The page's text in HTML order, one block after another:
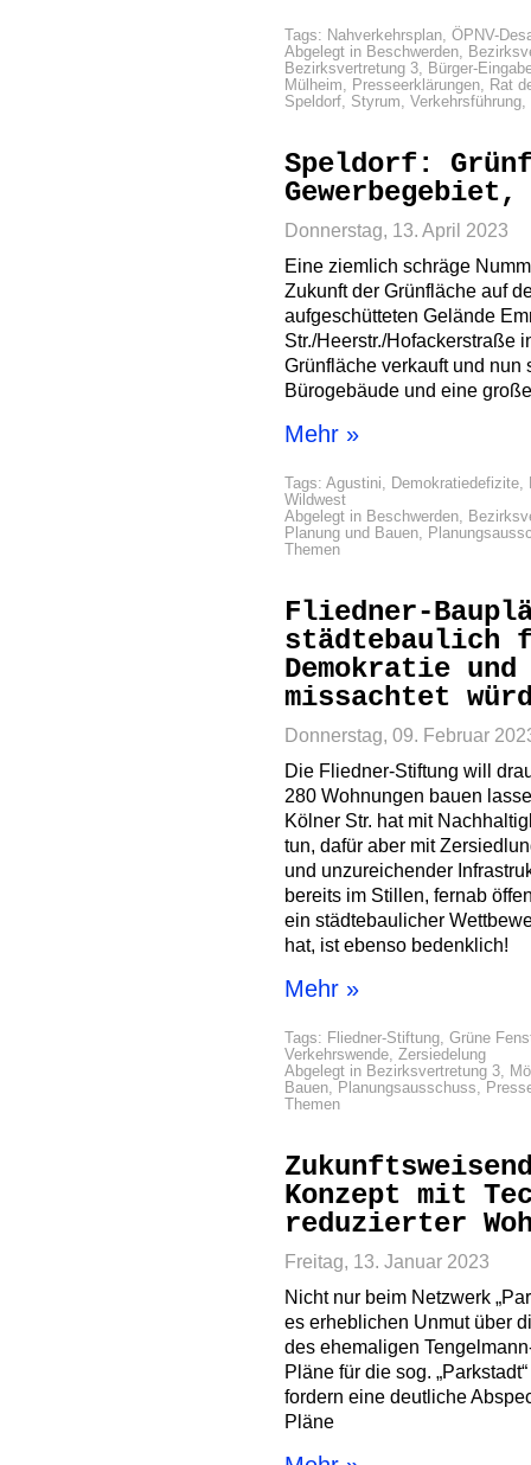
Tags: Nahverkehrsplan, ÖPNV-
Abgelegt in Beschwerden,
Bezirksvertretung 3, Bürger-
Mülheim, Presseerklärungen, Rat
Speldorf, Styrum, Verkehrsführung,
Speldorf:
Donnerstag, 13. April 2023
Eine ziemlich schräge
Zukunft der Grünfläche auf
aufgeschütteten Gelände
Str./Heerstr./Hofackerstraße
Grünfläche verkauft und
Bürogebäude und eine
Mehr »
Tags: Agustini, Demokratiedefizite,
Wildwest
Abgelegt in Beschwerden,
Planung und Bauen,
Themen
Fliedner-
städtebaulich
Demokratie
missachtet
Donnerstag, 09. Februar
Die Fliedner-Stiftung will
280 Wohnungen bauen
Kölner Str. hat mit
tun, dafür aber mit
und unzureichender
bereits im Stillen, fernab
ein städtebaulicher
hat, ist ebenso bedenklich!
Mehr »
Tags: Fliedner-Stiftung, Grüne
Verkehrswende, Zersiedelung
Abgelegt in Bezirksvertretung 3,
Bauen, Planungsausschuss,
Themen
Konzept mit
reduzierter
Freitag, 13. Januar 2023
Nicht nur beim Netzwerk
es erheblichen Unmut über
des ehemaligen
Pläne für die sog.
fordern eine deutliche
Pläne